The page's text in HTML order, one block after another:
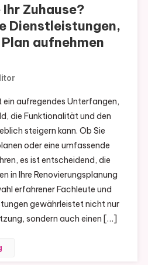
Ihr Zuhause?
Dienstleistungen,
aufnehmen
ein aufregendes Unterfangen,
die Funktionalität und den
steigern kann. Ob Sie
oder eine umfassende
es ist entscheidend, die
in Ihre Renovierungsplanung
erfahrener Fachleute und
gewährleistet nicht nur
sondern auch einen […]